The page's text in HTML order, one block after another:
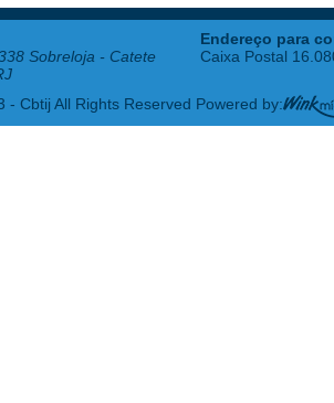
Sobreloja - Catete
Endereço para
Caixa Postal
- Cbtij All Rights Reserved Powered by: